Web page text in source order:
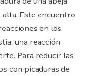
alta. Este encuentro
en los
una reacción
Para reducir las
con picaduras de